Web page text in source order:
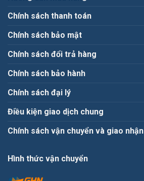
Chính sách thanh toán
Chính sách bảo mật
Chính sách đổi trả hàng
Chính sách bảo hành
Chính sách đại lý
Điều kiện giao dịch chung
Chính sách vận chuyển và giao nhận
Hình thức vận chuyển